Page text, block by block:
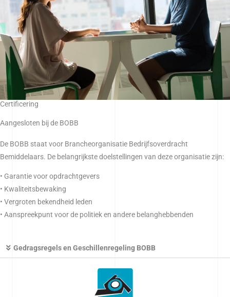
Certificering
Aangesloten bij de BOBB
De BOBB staat voor Brancheorganisatie Bedrijfsoverdracht
Bemiddelaars. De belangrijkste doelstellingen van deze organisatie zijn:
• Garantie voor opdrachtgevers
• Kwaliteitsbewaking
• Vergroten bekendheid leden
• Aanspreekpunt voor de politiek en andere belanghebbenden
Gedragsregels en Geschillenregeling BOBB